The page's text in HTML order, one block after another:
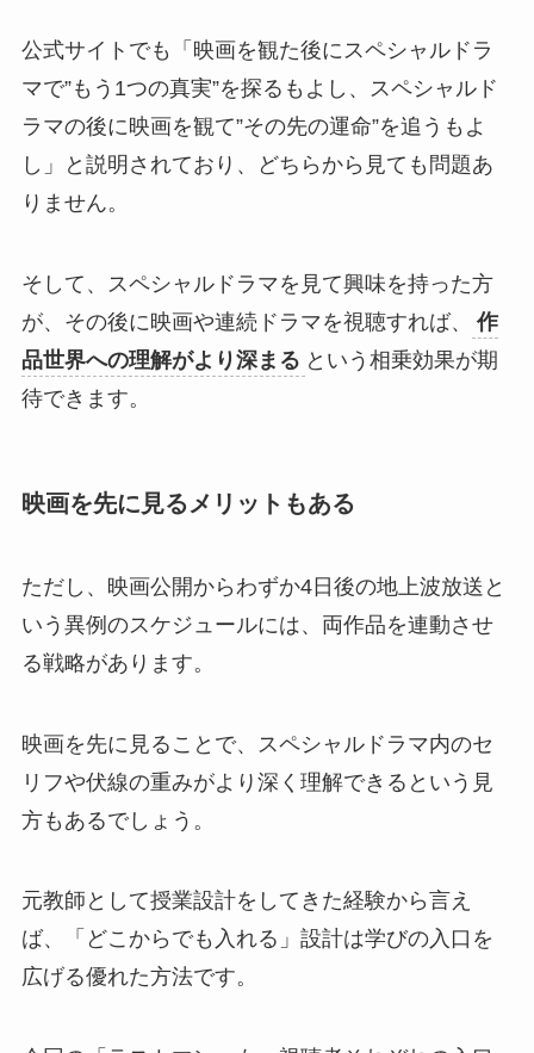
公式サイトでも「映画を観た後にスペシャルドラ
マで”もう1つの真実”を探るもよし、スペシャルド
ラマの後に映画を観て”その先の運命”を追うもよ
し」と説明されており、どちらから見ても問題あ
りません。
そして、スペシャルドラマを見て興味を持った方
が、その後に映画や連続ドラマを視聴すれば、
作
品世界への理解がより深まる という相乗効果が期
待できます。
映画を先に見るメリットもある
ただし、映画公開からわずか4日後の地上波放送と
いう異例のスケジュールには、両作品を連動させ
る戦略があります。
映画を先に見ることで、スペシャルドラマ内のセ
リフや伏線の重みがより深く理解できるという見
方もあるでしょう。
元教師として授業設計をしてきた経験から言え
ば、「どこからでも入れる」設計は学びの入口を
広げる優れた方法です。